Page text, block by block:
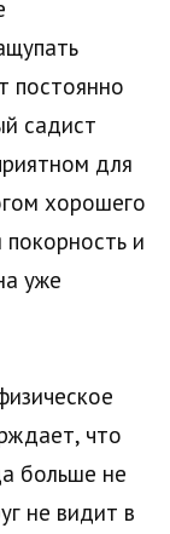
постоянно
садист
для
хорошего
покорность и
уже
что
больше не
не видит в